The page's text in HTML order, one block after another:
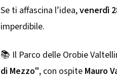
Se ti affascina l’idea,venerdì
imperdibile.
📚 Il Parco delle Orobie
di Mezzo", con ospite Mauro